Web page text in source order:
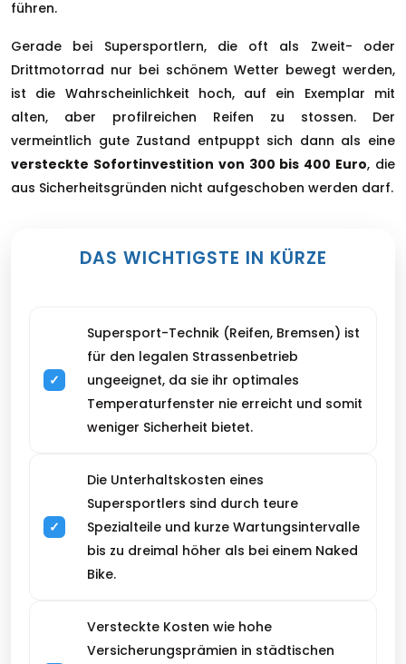
führen.
Gerade bei Supersportlern, die oft als Zweit- oder
Drittmotorrad nur bei schönem Wetter bewegt werden,
ist die Wahrscheinlichkeit hoch, auf ein Exemplar mit
alten, aber profilreichen Reifen zu stossen. Der
vermeintlich gute Zustand entpuppt sich dann als eine
versteckte Sofortinvestition von 300 bis 400 Euro, die
aus Sicherheitsgründen nicht aufgeschoben werden darf.
DAS WICHTIGSTE IN KÜRZE
Supersport-Technik (Reifen, Bremsen) ist
für den legalen Strassenbetrieb
ungeeignet, da sie ihr optimales
Temperaturfenster nie erreicht und somit
weniger Sicherheit bietet.
Die Unterhaltskosten eines
Supersportlers sind durch teure
Spezialteile und kurze Wartungsintervalle
bis zu dreimal höher als bei einem Naked
Bike.
Versteckte Kosten wie hohe
Versicherungsprämien in städtischen